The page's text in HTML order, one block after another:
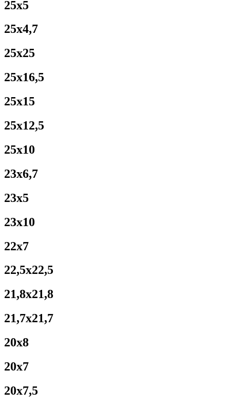
25x5
25x4,7
25x25
25x16,5
25x15
25x12,5
25x10
23x6,7
23x5
23x10
22x7
22,5x22,5
21,8x21,8
21,7x21,7
20x8
20x7
20x7,5